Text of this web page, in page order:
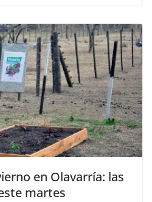
en Olavarría: las
martes